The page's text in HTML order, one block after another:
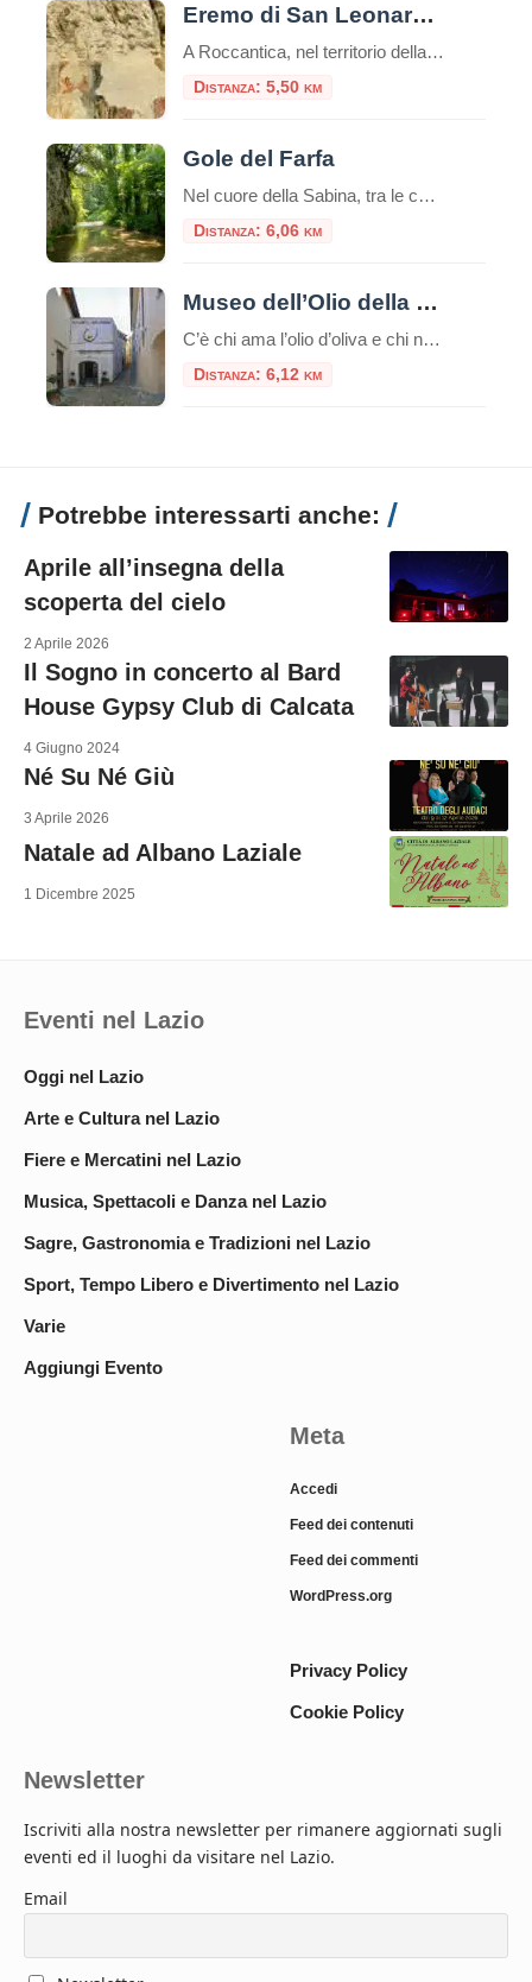
Eremo di San Leonardo di Roccantica
A Roccantica, nel territorio della Sabina, troviamo, disperso tra le montagne, un piccolo eremo rupestre risalente all’VIII-IX secolo, l’Eremo di San Leonardo di Roccantica.L’eremo, molto probabilmente, fu realizzato da un seguace di Leonardo da Noblac. La sua storia è in gran parte sconosciuta e non è stata documentata fino a poco tempo fa, ma si […]
Distanza: 5,50 km
Gole del Farfa
Nel cuore della Sabina, tra le colline verdi del Lazio, si nasconde un piccolo gioiello naturale: le Gole del Farfa. Questo angolo incontaminato, scavato nel tempo dall’omonimo fiume, rappresenta una delle mete più affascinanti per gli amanti della natura, del trekking e dell’avventura. Un Paesaggio Suggestivo Le Gole del Farfa si trovano all’interno della Riserva […]
Distanza: 6,06 km
Museo dell’Olio della Sabina
C’è chi ama l’olio d’oliva e chi non ne può fare a meno. Per tutti loro, c’è un posto speciale in cui andare: il Museo dell’Olio della Sabina. Immaginatevi un luogo antico, in cui gli antichi mestieri vengono ancora praticati con orgoglio. Un luogo dove si può apprendere la storia e la cultura di una […]
Distanza: 6,12 km
Potrebbe interessarti anche:
Aprile all’insegna della
scoperta del cielo
2 Aprile 2026
Il Sogno in concerto al Bard
House Gypsy Club di Calcata
4 Giugno 2024
Né Su Né Giù
3 Aprile 2026
Natale ad Albano Laziale
1 Dicembre 2025
Eventi nel Lazio
Oggi nel Lazio
Arte e Cultura nel Lazio
Fiere e Mercatini nel Lazio
Musica, Spettacoli e Danza nel Lazio
Sagre, Gastronomia e Tradizioni nel Lazio
Sport, Tempo Libero e Divertimento nel Lazio
Varie
Aggiungi Evento
Meta
Accedi
Feed dei contenuti
Feed dei commenti
WordPress.org
Privacy Policy
Cookie Policy
Newsletter
Iscriviti alla nostra newsletter per rimanere aggiornati sugli
eventi ed il luoghi da visitare nel Lazio.
Email